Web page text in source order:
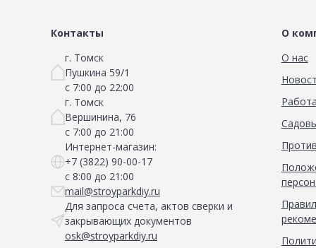
Контакты
г. Томск
Пушкина 59/1
с 7:00 до 22:00
г. Томск
Вершинина, 76
с 7:00 до 21:00
Интернет-магазин:
+7 (3822) 90-00-17
с 8:00 до 21:00
mail@stroyparkdiy.ru
Для запроса счета, актов сверки и
закрывающих документов
osk@stroyparkdiy.ru
О
О нас